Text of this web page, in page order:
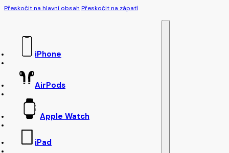
Přeskočit na hlavní obsah Přeskočit na zápatí
iPhone
AirPods
Apple Watch
iPad